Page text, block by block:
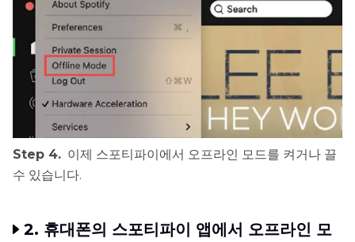
Step 4. 이제 스포티파이에서 오프라인 모드를 켜거나 끌
수 있습니다.
2. 휴대폰의 스포티파이 앱에서 오프라인 모